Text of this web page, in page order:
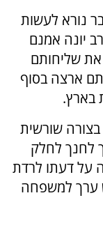
נורא לעשות
יונה אמנם
שליחותם
ארצה בסוף
בארץ.
שורשית
לחנך לחלק
על דעתו לרדת
ערך למשפחה